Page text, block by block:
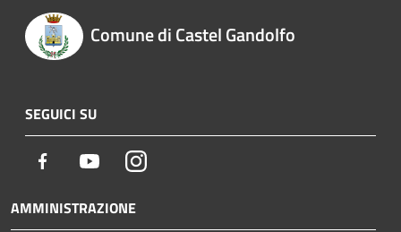
Comune di Castel Gandolfo
SEGUICI SU
Facebook YoutubeInstagram
AMMINISTRAZIONE